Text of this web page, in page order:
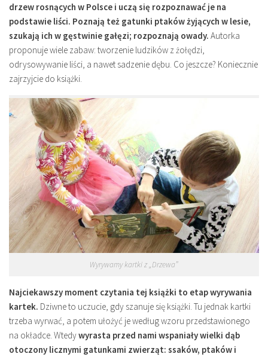
drzew rosnących w Polsce i uczą się rozpoznawać je na
podstawie liści. Poznają też gatunki ptaków żyjących w lesie,
szukają ich w gęstwinie gałęzi; rozpoznają owady. Autorka
proponuje wiele zabaw: tworzenie ludzików z żołędzi,
odrysowywanie liści, a nawet sadzenie dębu. Co jeszcze? Koniecznie
zajrzyjcie do książki.
Wyrywamy kartki z „Drzewa”
Najciekawszy moment czytania tej książki to etap wyrywania
kartek. Dziwne to uczucie, gdy szanuje się książki. Tu jednak kartki
trzeba wyrwać, a potem ułożyć je według wzoru przedstawionego
na okładce. Wtedywyrasta przed nami wspaniały wielki dąb
otoczony licznymi gatunkami zwierząt: ssaków, ptaków i